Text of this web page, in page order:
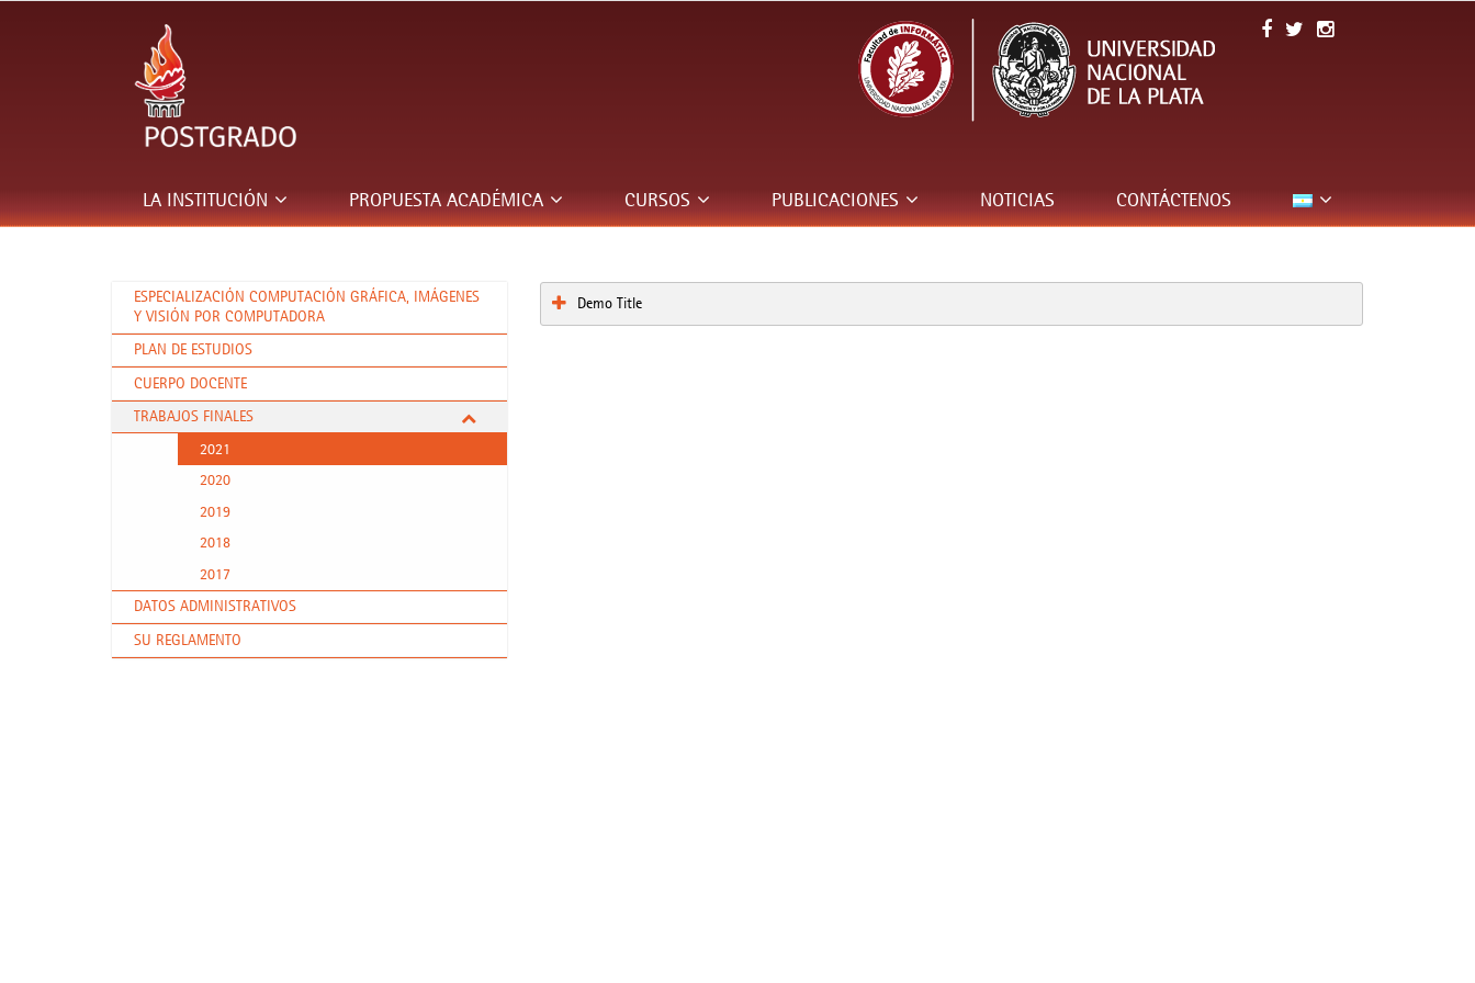
LA INSTITUCIÓN PROPUESTA ACADÉMICA CURSOS PUBLICACIONES NOTICIAS CONTÁCTENOS
ESPECIALIZACIÓN COMPUTACIÓN GRÁFICA, IMÁGENES
Y VISIÓN POR COMPUTADORA
PLAN DE ESTUDIOS
CUERPO DOCENTE
TRABAJOS FINALES
2021
2020
2019
2018
2017
DATOS ADMINISTRATIVOS
SU REGLAMENTO
Demo Title